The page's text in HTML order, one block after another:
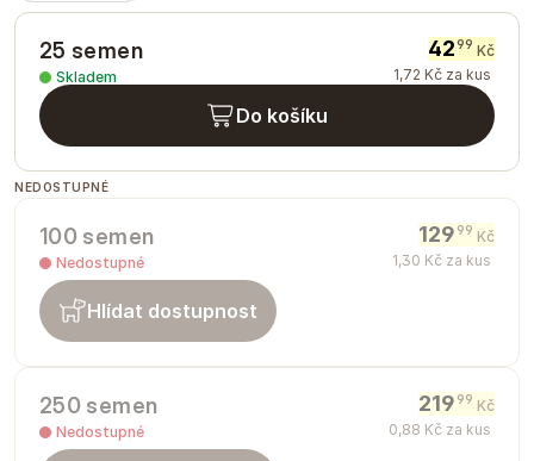
25 semen
Skladem
4299 Kč
1,72 Kč za kus
Do košíku
NEDOSTUPNÉ
100 semen
Nedostupné
129 99 Kč
1,30 Kč za kus
Hlídat dostupnost
250 semen
Nedostupné
219 99 Kč
0,88 Kč za kus